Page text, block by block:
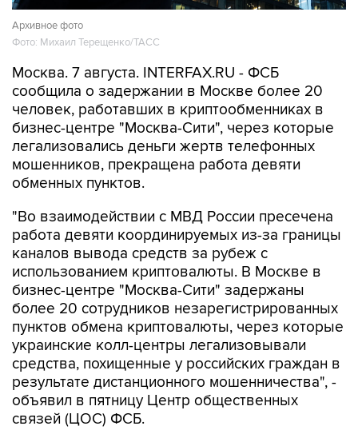
Фото: Михаил Терещенко/ТАСС
Москва. 7 августа. INTERFAX.RU - ФСБ
человек, работавших в криптообменниках в
бизнес-центре "Москва-Сити", через которые
легализовались деньги жертв телефонных
мошенников, прекращена работа девяти
обменных пунктов.
"Во взаимодействии с МВД России пресечена
каналов вывода средств за рубеж с
использованием криптовалюты. В Москве в
бизнес-центре "Москва-Сити" задержаны
более 20 сотрудников незарегистрированных
пунктов обмена криптовалюты, через которые
украинские колл-центры легализовывали
средства, похищенные у российских граждан в
результате дистанционного мошенничества", -
объявил в пятницу Центр общественных
связей (ЦОС) ФСБ.
По данным спецслужбы, в обменных пунктах